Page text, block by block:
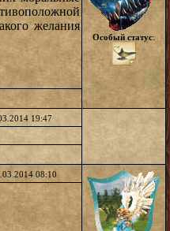
желания
Особый статус:
19:47
08:10